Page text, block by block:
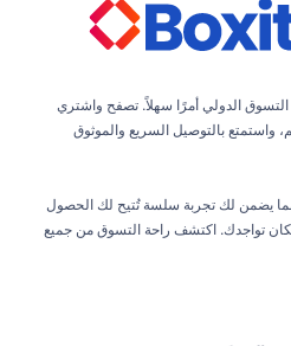
الدولي أمرًا سهلاً. تصفح واشتري
واستمتع بالتوصيل السريع والموثوق
يضمن لك تجربة سلسة تُتيح لك الحصول
تواجدك. اكتشف راحة التسوق من جميع